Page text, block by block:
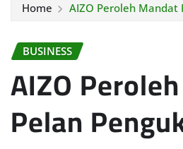
Home AIZO Peroleh Mandat
BUSINESS
AIZO
Pelan